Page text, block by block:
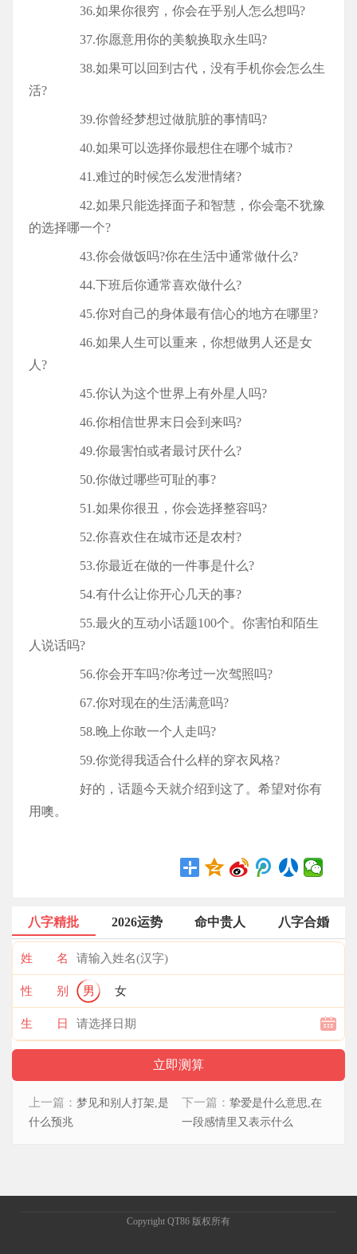
36.如果你很穷，你会在乎别人怎么想吗?
37.你愿意用你的美貌换取永生吗?
38.如果可以回到古代，没有手机你会怎么生
活?
39.你曾经梦想过做肮脏的事情吗?
40.如果可以选择你最想住在哪个城市?
41.难过的时候怎么发泄情绪?
42.如果只能选择面子和智慧，你会毫不犹豫
的选择哪一个?
43.你会做饭吗?你在生活中通常做什么?
44.下班后你通常喜欢做什么?
45.你对自己的身体最有信心的地方在哪里?
46.如果人生可以重来，你想做男人还是女
人?
45.你认为这个世界上有外星人吗?
46.你相信世界末日会到来吗?
49.你最害怕或者最讨厌什么?
50.你做过哪些可耻的事?
51.如果你很丑，你会选择整容吗?
52.你喜欢住在城市还是农村?
53.你最近在做的一件事是什么?
54.有什么让你开心几天的事?
55.最火的互动小话题100个。你害怕和陌生
人说话吗?
56.你会开车吗?你考过一次驾照吗?
67.你对现在的生活满意吗?
58.晚上你敢一个人走吗?
59.你觉得我适合什么样的穿衣风格?
好的，话题今天就介绍到这了。希望对你有
用噢。
八字精批 2026运势 命中贵人 八字合婚
姓 名
性 别 男 女
生 日
上一篇： 梦见和别人打架,是
什么预兆
下一篇： 挚爱是什么意思,在
一段感情里又表示什么
Copyright QT86 版权所有